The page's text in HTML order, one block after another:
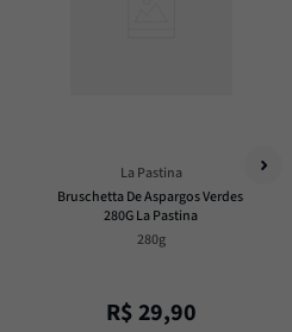
La Pastina
Bruschetta De Aspargos Verdes
280G La Pastina
280g
R$29,90